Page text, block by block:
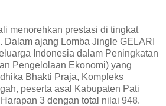
menorehkan prestasi di tingkat
Dalam ajang Lomba Jingle GELARI
Indonesia dalam Peningkatan
Pengelolaan Ekonomi) yang
Bhakti Praja, Kompleks
peserta asal Kabupaten Pati
3 dengan total nilai 948.